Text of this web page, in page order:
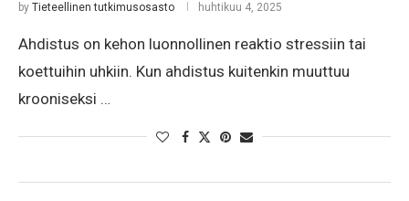
by Tieteellinen tutkimusosasto huhtikuu 4, 2025
Ahdistus on kehon luonnollinen reaktio stressiin tai
koettuihin uhkiin. Kun ahdistus kuitenkin muuttuu
krooniseksi …